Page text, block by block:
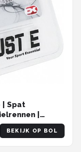
| Spat
|
BEKIJK OP BOL